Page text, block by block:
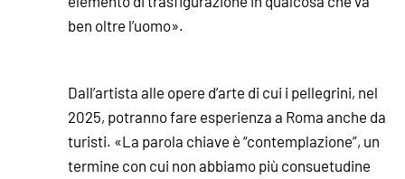
ben oltre l’uomo».
Dall’artista alle opere d’arte di cui i pellegrini, nel
2025, potranno fare esperienza a Roma anche da
turisti. «La parola chiave è “contemplazione”, un
termine con cui non abbiamo più consuetudine